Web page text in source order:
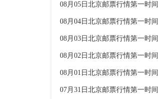
08月05日北京邮票行情第一时间
08月04日北京邮票行情第一时间
08月03日北京邮票行情第一时间
08月02日北京邮票行情第一时间
08月01日北京邮票行情第一时间
07月31日北京邮票行情第一时间